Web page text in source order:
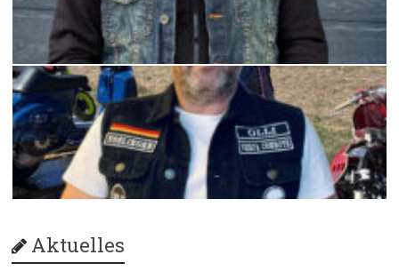
Aktuelles